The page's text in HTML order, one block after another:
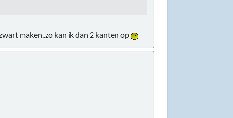
maken..zo kan ik dan 2 kanten op